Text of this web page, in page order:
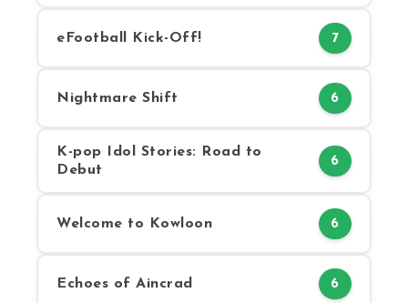
eFootball Kick-Off! 7
Nightmare Shift 6
K-pop Idol Stories: Road to
Debut
6
Welcome to Kowloon 6
Echoes of Aincrad 6